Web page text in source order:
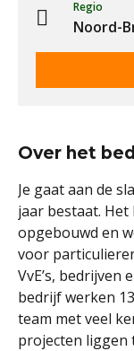
Regio
Noord-
Over het
Je gaat aan de
jaar bestaat.
opgebouwd en
voor
VvE’s,
bedrijf werken
team met veel
projecten liggen